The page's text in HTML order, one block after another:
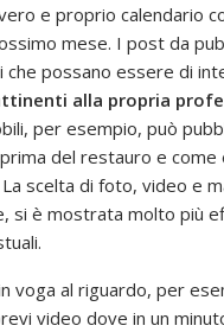
e proprio calendario
mese. I post da
che possano essere di
alla propria
per esempio, può
prima del restauro e
scelta di foto, video e
si è mostrata molto più
voga al riguardo, per
video dove in un